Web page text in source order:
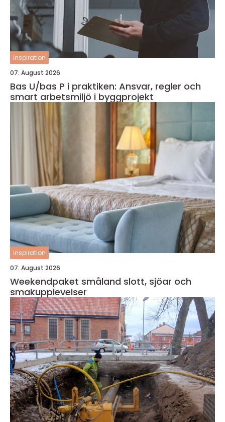
inspiration
07. August 2026
Bas U/bas P i praktiken: Ansvar, regler och
smart arbetsmiljö i byggprojekt
inspiration
07. August 2026
Weekendpaket småland slott, sjöar och
smakupplevelser